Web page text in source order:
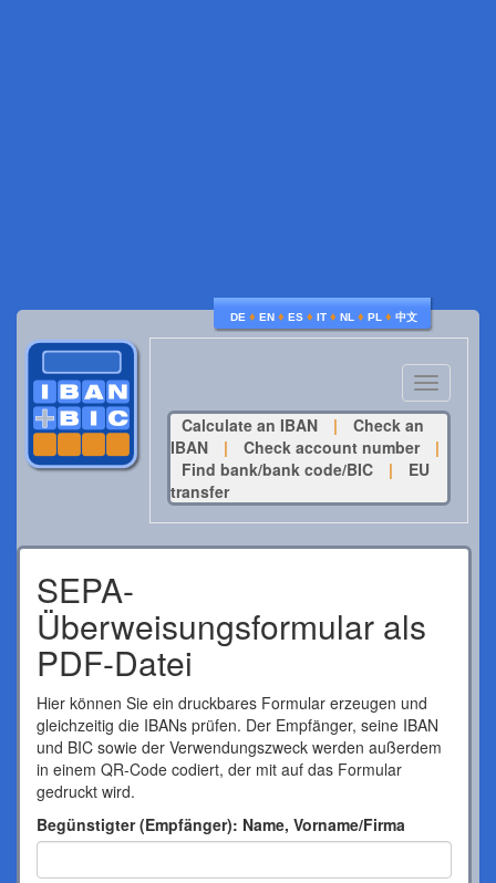
DE ♦ EN ♦ ES ♦ IT ♦ NL ♦ PL ♦ 中文
Toggle
navigation
Calculate an IBAN
|
Check an
IBAN
| Check account number
|
Find bank/bank code/BIC
|
EU
transfer
SEPA-
Überweisungsformular als
PDF-Datei
Hier können Sie ein druckbares Formular erzeugen und
gleichzeitig die IBANs prüfen. Der Empfänger, seine IBAN
und BIC sowie der Verwendungszweck werden außerdem
in einem QR-Code codiert, der mit auf das Formular
gedruckt wird.
Begünstigter (Empfänger): Name, Vorname/Firma